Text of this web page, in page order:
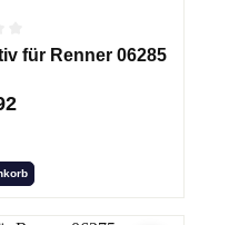
für Renner 06285